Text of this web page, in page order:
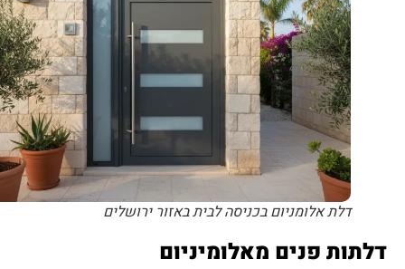
דלת אלומניום בכניסה לבית באזור ירושלים
דלתות פנים מאלומיניום